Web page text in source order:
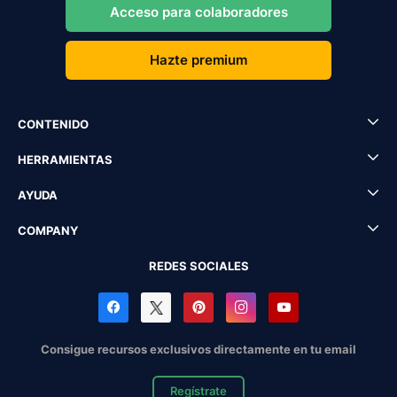
Acceso para colaboradores
Hazte premium
CONTENIDO
HERRAMIENTAS
AYUDA
COMPANY
REDES SOCIALES
Consigue recursos exclusivos directamente en tu email
Regístrate